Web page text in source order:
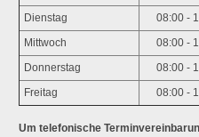
Dienstag 08:00 -
Mittwoch 08:00 -
Donnerstag 08:00 -
Freitag 08:00 -
Um telefonische